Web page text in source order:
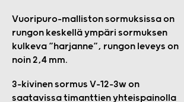
Vuoripuro-malliston sormuksissa on
rungon keskellä ympäri sormuksen
kulkeva ”harjanne”, rungon leveys on
noin 2,4 mm.
3-kivinen sormus V-12-3w on
saatavissa timanttien yhteispainolla